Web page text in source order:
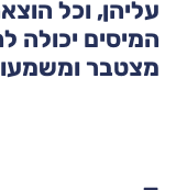
עליהן, וכל
המיסים יכולה
מצטבר